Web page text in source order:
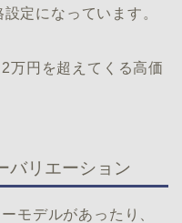
設定になっています。
万円を超えてくる高価
バリエーション
モデルがあったり、